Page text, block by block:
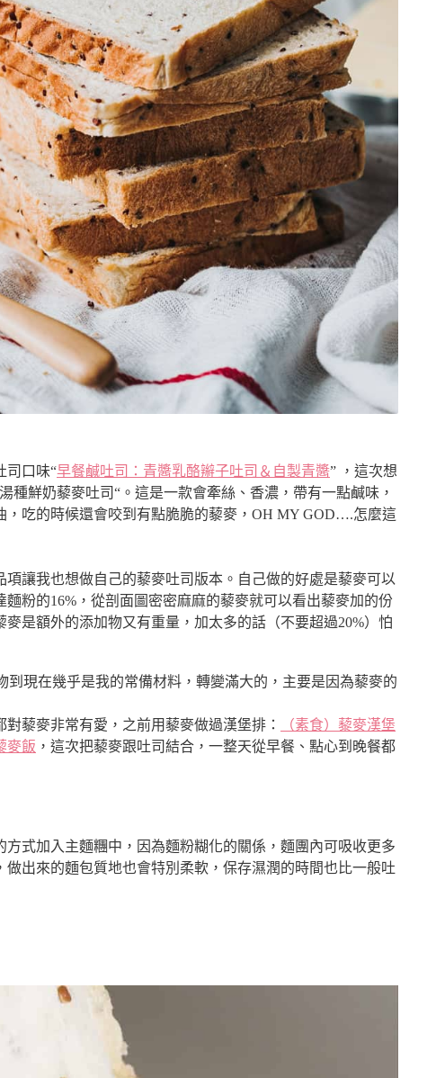
司口味“早餐鹹吐司：青醬乳酪辮子吐司＆自製青醬” ，這次想
鮮奶藜麥吐司“。這是一款會牽絲、香濃，帶有一點鹹味，
，吃的時候還會咬到有點脆脆的藜麥，OH MY GOD….怎麼這
讓我也想做自己的藜麥吐司版本。自己做的好處是藜麥可以
粉的16%，從剖面圖密密麻麻的藜麥就可以看出藜麥加的份
是額外的添加物又有重量，加太多的話（不要超過20%）怕
現在幾乎是我的常備材料，轉變滿大的，主要是因為藜麥的
藜麥非常有愛，之前用藜麥做過漢堡排：
（素食）藜麥漢堡
麥飯 ，這次把藜麥跟吐司結合，一整天從早餐、點心到晚餐都
式加入主麵糰中，因為麵粉糊化的關係，麵團內可吸收更多
出來的麵包質地也會特別柔軟，保存濕潤的時間也比一般吐